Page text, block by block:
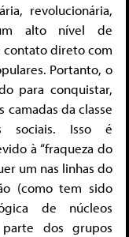
revolucionária,
alto nível de
contato direto com
Portanto, o
para conquistar,
camadas da classe
sociais. Isso é
à “fraqueza do
um nas linhas do
(como tem sido
de núcleos
dos grupos